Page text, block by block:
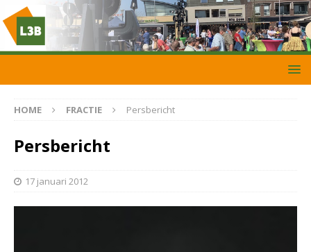
HOME FRACTIE Persbericht
Persbericht
17 januari 2012